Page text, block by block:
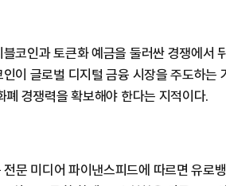
코인과 토큰화 예금을 둘러싼 경쟁에서
이 글로벌 디지털 금융 시장을 주도하는
폐 경쟁력을 확보해야 한다는 지적이다.
전문 미디어 파이낸스피드에 따르면 유